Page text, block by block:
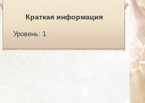
Краткая информация
Уровень: 1